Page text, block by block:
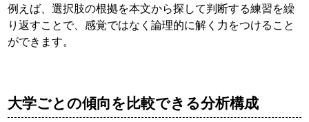
例えば、選択肢の根拠を本文から探して判断する練習を繰
り返すことで、感覚ではなく論理的に解く力をつけること
ができます。
大学ごとの傾向を比較できる分析構成